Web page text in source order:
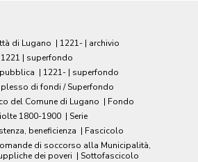
di Lugano | 1221- | archivio
1221 | superfondo
| 1221- | superfondo
di fondi / Superfondo
del Comune di Lugano | Fondo
1800-1900 | Serie
beneficienza | Fascicolo
di soccorso alla Municipalità,
dei poveri | Sottofascicolo